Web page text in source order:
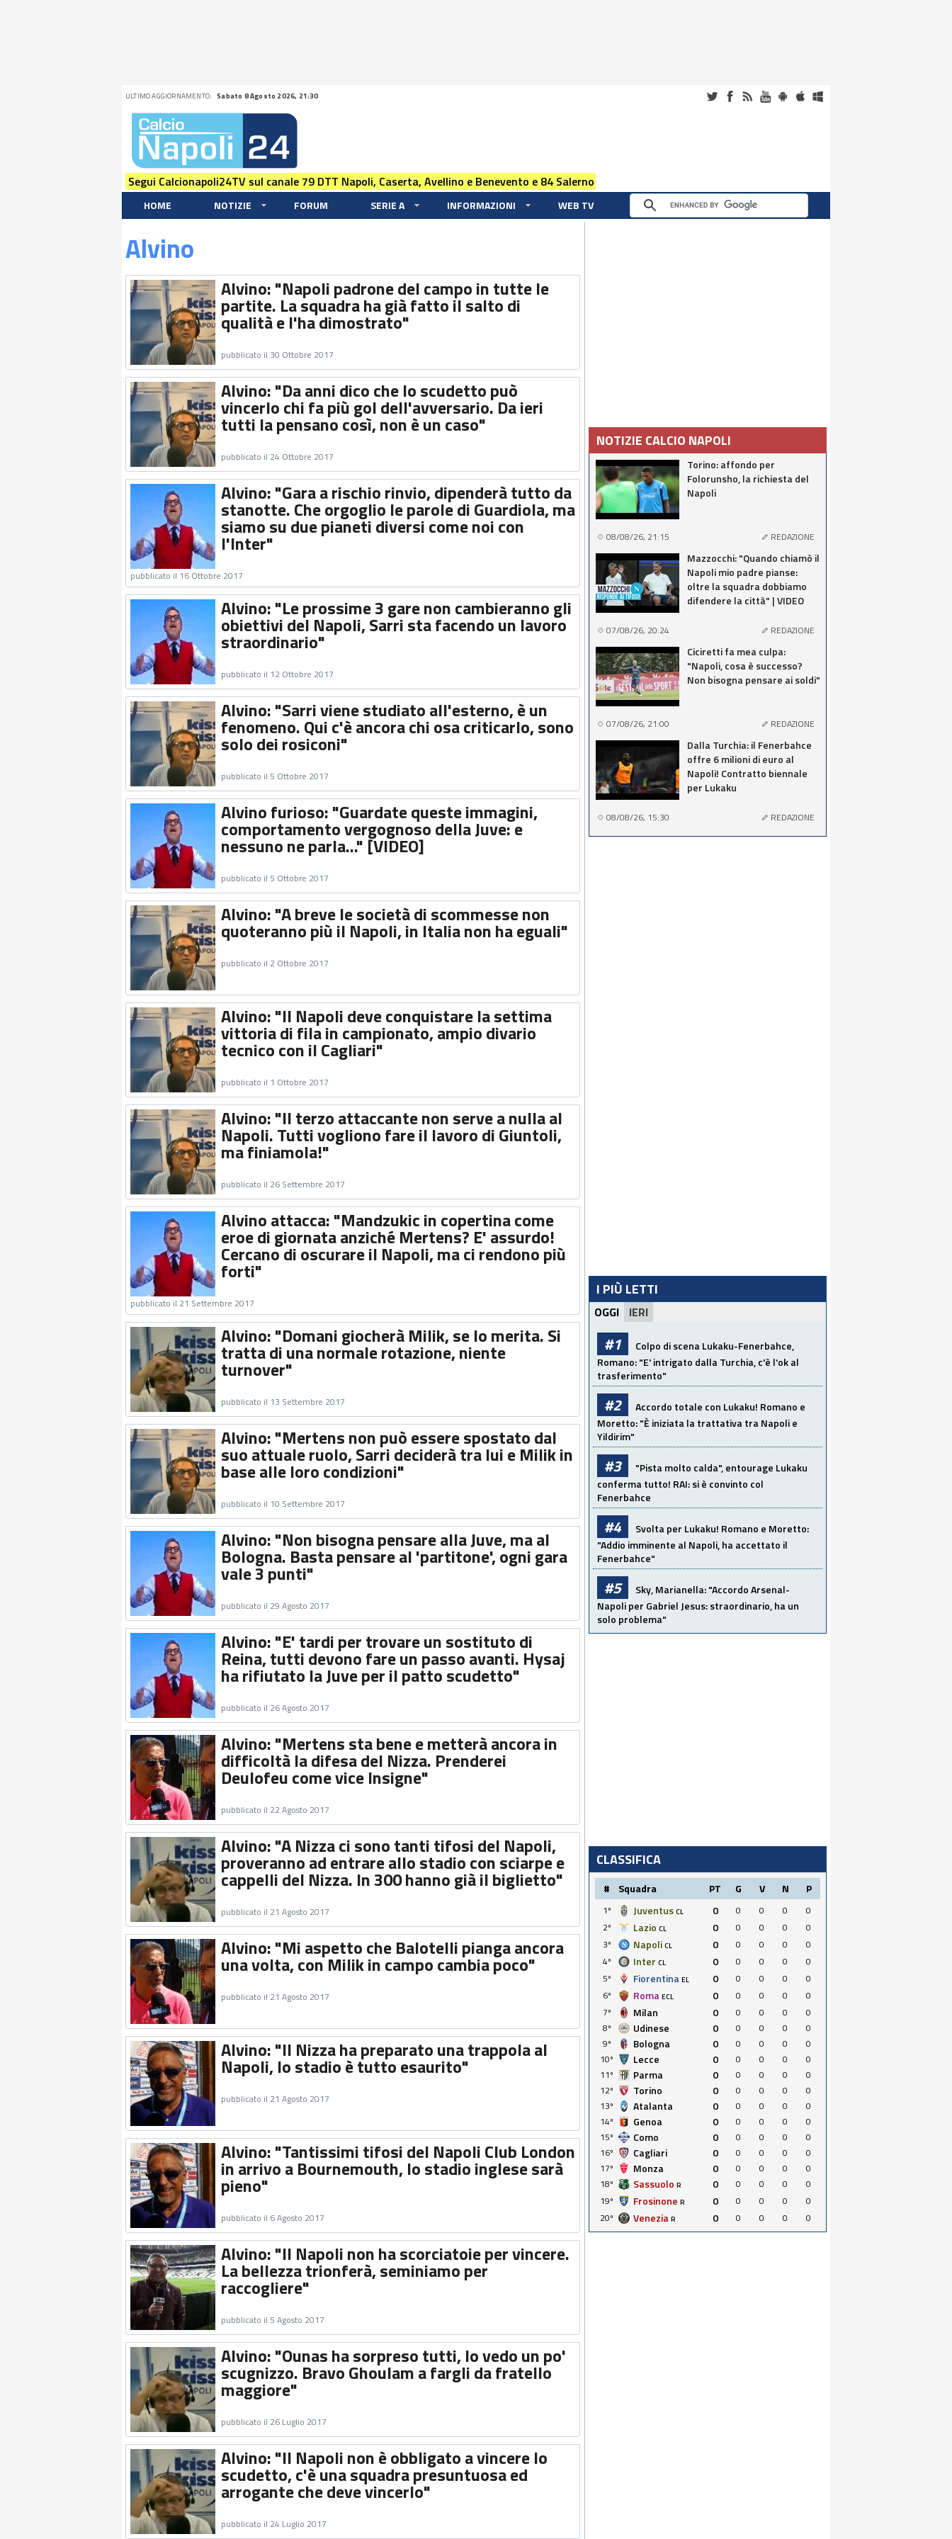
ULTIMO AGGIORNAMENTO: Sabato 8 Agosto 2026, 21:30
Segui Calcionapoli24TV sul canale 79 DTT Napoli, Caserta, Avellino e Benevento e 84 Salerno
HOME NOTIZIE FORUM SERIE A INFORMAZIONI WEB TV
Alvino
Alvino: "Napoli padrone del campo in tutte le
partite. La squadra ha già fatto il salto di
qualità e l'ha dimostrato"
pubblicato il 30 Ottobre 2017
Alvino: "Da anni dico che lo scudetto può
vincerlo chi fa più gol dell'avversario. Da ieri
tutti la pensano così, non è un caso"
pubblicato il 24 Ottobre 2017
Alvino: "Gara a rischio rinvio, dipenderà tutto da
stanotte. Che orgoglio le parole di Guardiola, ma
siamo su due pianeti diversi come noi con
l'Inter"
pubblicato il 16 Ottobre 2017
Alvino: "Le prossime 3 gare non cambieranno gli
obiettivi del Napoli, Sarri sta facendo un lavoro
straordinario"
pubblicato il 12 Ottobre 2017
Alvino: "Sarri viene studiato all'esterno, è un
fenomeno. Qui c'è ancora chi osa criticarlo, sono
solo dei rosiconi"
pubblicato il 5 Ottobre 2017
Alvino furioso: "Guardate queste immagini,
comportamento vergognoso della Juve: e
nessuno ne parla..." [VIDEO]
pubblicato il 5 Ottobre 2017
Alvino: "A breve le società di scommesse non
quoteranno più il Napoli, in Italia non ha eguali"
pubblicato il 2 Ottobre 2017
Alvino: "Il Napoli deve conquistare la settima
vittoria di fila in campionato, ampio divario
tecnico con il Cagliari"
pubblicato il 1 Ottobre 2017
Alvino: "Il terzo attaccante non serve a nulla al
Napoli. Tutti vogliono fare il lavoro di Giuntoli,
ma finiamola!"
pubblicato il 26 Settembre 2017
Alvino attacca: "Mandzukic in copertina come
eroe di giornata anziché Mertens? E' assurdo!
Cercano di oscurare il Napoli, ma ci rendono più
forti"
pubblicato il 21 Settembre 2017
Alvino: "Domani giocherà Milik, se lo merita. Si
tratta di una normale rotazione, niente
turnover"
pubblicato il 13 Settembre 2017
Alvino: "Mertens non può essere spostato dal
suo attuale ruolo, Sarri deciderà tra lui e Milik in
base alle loro condizioni"
pubblicato il 10 Settembre 2017
Alvino: "Non bisogna pensare alla Juve, ma al
Bologna. Basta pensare al 'partitone', ogni gara
vale 3 punti"
pubblicato il 29 Agosto 2017
Alvino: "E' tardi per trovare un sostituto di
Reina, tutti devono fare un passo avanti. Hysaj
ha rifiutato la Juve per il patto scudetto"
pubblicato il 26 Agosto 2017
Alvino: "Mertens sta bene e metterà ancora in
difficoltà la difesa del Nizza. Prenderei
Deulofeu come vice Insigne"
pubblicato il 22 Agosto 2017
Alvino: "A Nizza ci sono tanti tifosi del Napoli,
proveranno ad entrare allo stadio con sciarpe e
cappelli del Nizza. In 300 hanno già il biglietto"
pubblicato il 21 Agosto 2017
Alvino: "Mi aspetto che Balotelli pianga ancora
una volta, con Milik in campo cambia poco"
pubblicato il 21 Agosto 2017
Alvino: "Il Nizza ha preparato una trappola al
Napoli, lo stadio è tutto esaurito"
pubblicato il 21 Agosto 2017
Alvino: "Tantissimi tifosi del Napoli Club London
in arrivo a Bournemouth, lo stadio inglese sarà
pieno"
pubblicato il 6 Agosto 2017
Alvino: "Il Napoli non ha scorciatoie per vincere.
La bellezza trionferà, seminiamo per
raccogliere"
pubblicato il 5 Agosto 2017
Alvino: "Ounas ha sorpreso tutti, lo vedo un po'
scugnizzo. Bravo Ghoulam a fargli da fratello
maggiore"
pubblicato il 26 Luglio 2017
Alvino: "Il Napoli non è obbligato a vincere lo
scudetto, c'è una squadra presuntuosa ed
arrogante che deve vincerlo"
pubblicato il 24 Luglio 2017
NOTIZIE CALCIO NAPOLI
Torino: affondo per
Folorunsho, la richiesta del
Napoli
08/08/26, 21:15 REDAZIONE
Mazzocchi: "Quando chiamò il
Napoli mio padre pianse:
oltre la squadra dobbiamo
difendere la città" | VIDEO
07/08/26, 20:24 REDAZIONE
Ciciretti fa mea culpa:
"Napoli, cosa è successo?
Non bisogna pensare ai soldi"
07/08/26, 21:00 REDAZIONE
Dalla Turchia: il Fenerbahce
offre 6 milioni di euro al
Napoli! Contratto biennale
per Lukaku
08/08/26, 15:30 REDAZIONE
I PIÙ LETTI
OGGI IERI
#1 Colpo di scena Lukaku-Fenerbahce,
Romano: "E' intrigato dalla Turchia, c'è l'ok al
trasferimento"
#2 Accordo totale con Lukaku! Romano e
Moretto: "È iniziata la trattativa tra Napoli e
Yildirim"
#3 "Pista molto calda", entourage Lukaku
conferma tutto! RAI: si è convinto col
Fenerbahce
#4 Svolta per Lukaku! Romano e Moretto:
"Addio imminente al Napoli, ha accettato il
Fenerbahce"
#5 Sky, Marianella: "Accordo Arsenal-
Napoli per Gabriel Jesus: straordinario, ha un
solo problema"
CLASSIFICA
# Squadra PT G V N P
1º Juventus CL 0 0 0 0
0
2º
Lazio CL 0 0 0 0
0
3º
Napoli CL 0 0 0 0
0
4º
Inter CL 0 0 0 0
0
5º
Fiorentina EL 0 0 0 0
0
6º
Roma ECL 0 0 0 0
0
7º
Milan 0 0 0 0
0
8º
Udinese 0 0 0 0
0
9º
Bologna 0 0 0 0
0
10º
Lecce 0 0 0 0
0
11º
Parma 0 0 0 0
0
12º
Torino 0 0 0 0
0
13º
Atalanta 0 0 0 0
0
14º
Genoa 0 0 0 0
0
15º
Como 0 0 0 0
0
16º
Cagliari 0 0 0 0
0
17º
Monza 0 0 0 0
0
18º
Sassuolo R 0 0 0 0
0
19º
Frosinone R 0 0 0 0
0
20º
Venezia R 0 0 0 0 0